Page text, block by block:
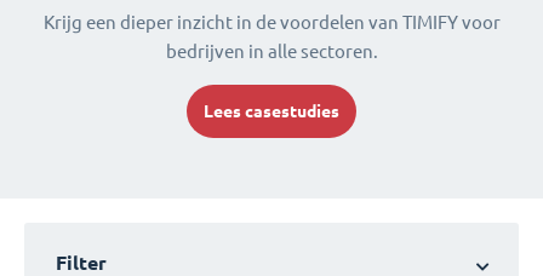
Krijg een dieper inzicht in de voordelen van TIMIFY voor
bedrijven in alle sectoren.
Lees casestudies
Filter